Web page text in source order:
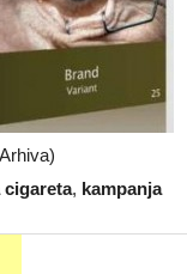
cigareta, kampanja